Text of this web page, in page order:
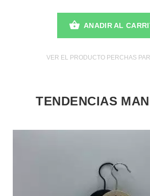
ANADIR AL
VER EL PRODUCTO PERCHAS
TENDENCIAS